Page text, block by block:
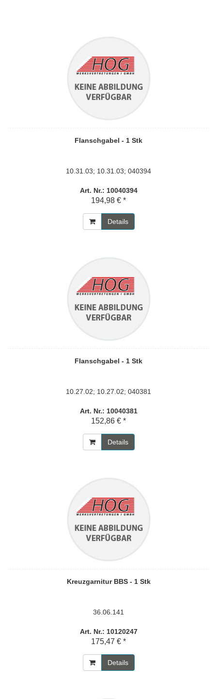
Flanschgabel - 1 Stk
10.31.03; 10.31.03; 040394
Art. Nr.: 10040394
194,98 € *
Details
Flanschgabel - 1 Stk
10.27.02; 10.27.02; 040381
Art. Nr.: 10040381
152,86 € *
Details
Kreuzgarnitur BBS - 1 Stk
36.06.141
Art. Nr.: 10120247
175,47 € *
Details